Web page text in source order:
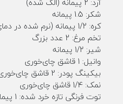
شکر: 1.5 پیمانه
کره: 1/2 پیمانه (نرم شده در دمای اتاق)
تخم مرغ: 2 عدد بزرگ
شیر: 1/2 پیمانه
وانیل: 1 قاشق چای‌خوری
بیکینگ پودر: 2 قاشق چای‌خوری
نمک: 1/4 قاشق چای‌خوری
توت فرنگی تازه خرد شده: 1 پیمانه